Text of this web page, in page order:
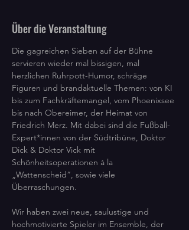
Über die Veranstaltung
Die gagreichen Sieben auf der Bühne
servieren wieder mal bissigen, mal
herzlichen Ruhrpott-Humor, schräge
Figuren und brandaktuelle Themen: von KI
bis zum Fachkräftemangel, vom Phoenixsee
bis nach Obereimer, der Heimat von
Friedrich Merz. Mit dabei sind die Fußball-
Expert*innen von der Südtribüne, Doktor
Dick & Doktor Vick mit
Schönheitsoperationen à la
„Wattenscheid“, sowie viele
Überraschungen.
Wir haben zwei neue, saulustige und
hochmotivierte Spieler im Ensemble, der